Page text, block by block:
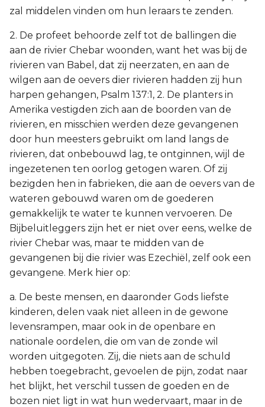
zal middelen vinden om hun leraars te zenden.
2. De profeet behoorde zelf tot de ballingen die
aan de rivier Chebar woonden, want het was bij de
rivieren van Babel, dat zij neerzaten, en aan de
wilgen aan de oevers dier rivieren hadden zij hun
harpen gehangen, Psalm 137:1, 2. De planters in
Amerika vestigden zich aan de boorden van de
rivieren, en misschien werden deze gevangenen
door hun meesters gebruikt om land langs de
rivieren, dat onbebouwd lag, te ontginnen, wijl de
ingezetenen ten oorlog getogen waren. Of zij
bezigden hen in fabrieken, die aan de oevers van de
wateren gebouwd waren om de goederen
gemakkelijk te water te kunnen vervoeren. De
Bijbeluitleggers zijn het er niet over eens, welke de
rivier Chebar was, maar te midden van de
gevangenen bij die rivier was Ezechiël, zelf ook een
gevangene. Merk hier op:
a. De beste mensen, en daaronder Gods liefste
kinderen, delen vaak niet alleen in de gewone
levensrampen, maar ook in de openbare en
nationale oordelen, die om van de zonde wil
worden uitgegoten. Zij, die niets aan de schuld
hebben toegebracht, gevoelen de pijn, zodat naar
het blijkt, het verschil tussen de goeden en de
bozen niet ligt in wat hun wedervaart, maar in de